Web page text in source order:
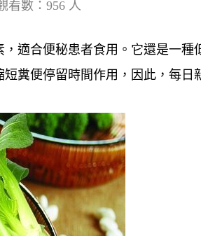
看數：956 人
適合便秘患者食用。它還是一種
糞便停留時間作用，因此，每日